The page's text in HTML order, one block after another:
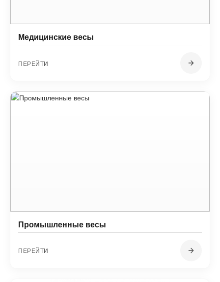
Медицинские весы
ПЕРЕЙТИ
Промышленные весы
ПЕРЕЙТИ